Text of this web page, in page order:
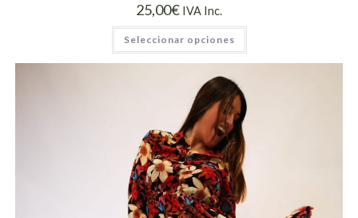
25,00€ IVA Inc.
Seleccionar opciones